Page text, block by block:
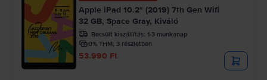
Apple iPad 10.2" (2019) 7th Gen Wifi
32 GB, Space Gray, Kiváló
Becsült kiszállítás: 1-3 munkanap
0% THM, 3 részletben
53.990 Ft